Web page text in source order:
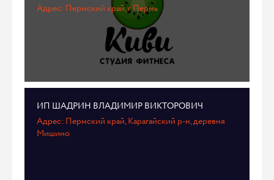
Адрес: Пермский край, г Пермь
ИП ШАДРИН ВЛАДИМИР ВИКТОРОВИЧ
Адрес: Пермский край, Карагайский р-н, деревня
Мишино